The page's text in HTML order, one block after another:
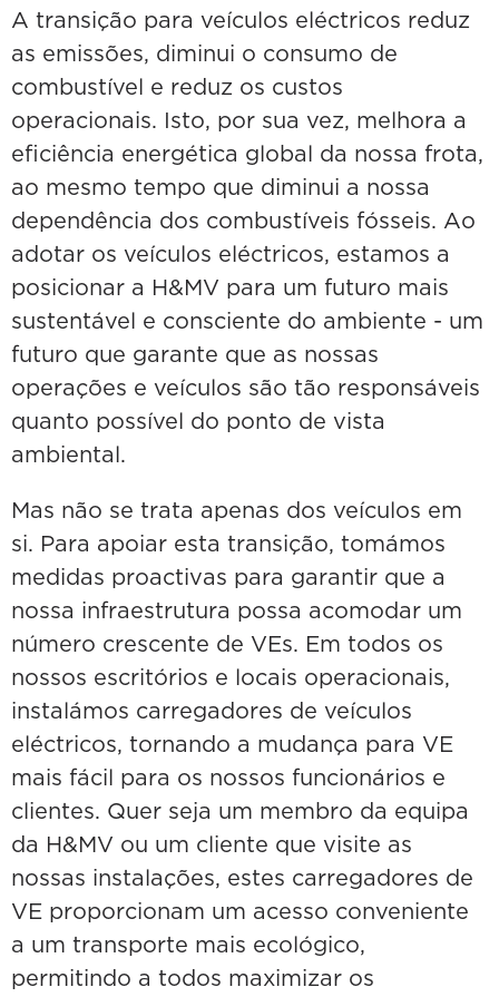
A transição para veículos eléctricos reduz
as emissões, diminui o consumo de
combustível e reduz os custos
operacionais. Isto, por sua vez, melhora a
eficiência energética global da nossa frota,
ao mesmo tempo que diminui a nossa
dependência dos combustíveis fósseis. Ao
adotar os veículos eléctricos, estamos a
posicionar a H&MV para um futuro mais
sustentável e consciente do ambiente - um
futuro que garante que as nossas
operações e veículos são tão responsáveis
quanto possível do ponto de vista
ambiental.
Mas não se trata apenas dos veículos em
si. Para apoiar esta transição, tomámos
medidas proactivas para garantir que a
nossa infraestrutura possa acomodar um
número crescente de VEs. Em todos os
nossos escritórios e locais operacionais,
instalámos carregadores de veículos
eléctricos, tornando a mudança para VE
mais fácil para os nossos funcionários e
clientes. Quer seja um membro da equipa
da H&MV ou um cliente que visite as
nossas instalações, estes carregadores de
VE proporcionam um acesso conveniente
a um transporte mais ecológico,
permitindo a todos maximizar os